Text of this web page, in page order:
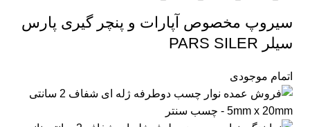
سیروپ مخصوص آپارات و پنچر گیری پارس
سیلر PARS SILER
اتمام موجودی